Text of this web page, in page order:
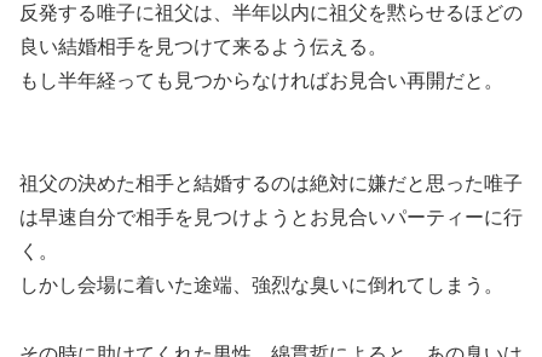
反発する唯子に祖父は、 半年以内に祖父を黙らせるほどの
良い結婚相手を見つけて来る よう伝える。
もし半年経っても見つからなければお見合い再開だと。
祖父の決めた相手と結婚するのは絶対に嫌だと思った唯子
は早速自分で相手を見つけようとお見合いパーティーに行
く。
しかし会場に着いた途端、強烈な臭いに倒れてしまう。